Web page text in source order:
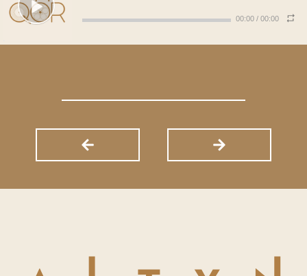
00:00 / 00:00